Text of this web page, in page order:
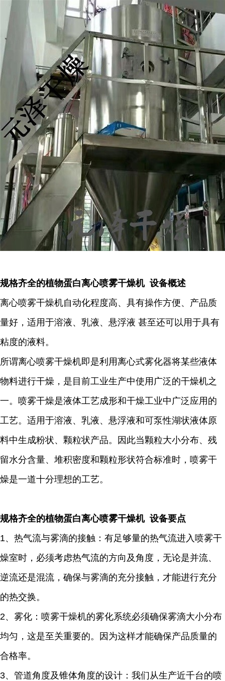
规格齐全的植物蛋白离心喷雾干燥机 设备概述
离心喷雾干燥机自动化程度高、具有操作方便、产品质
量好，适用于溶液、乳液、悬浮液 甚至还可以用于具有
粘度的液料。
所谓离心喷雾干燥机即是利用离心式雾化器将某些液体
物料进行干燥，是目前工业生产中使用广泛的干燥机之
一。喷雾干燥是液体工艺成形和干燥工业中广泛应用的
工艺。适用于溶液、乳液、悬浮液和可泵性湖状液体原
料中生成粉状、颗粒状产品。因此当颗粒大小分布、残
留水分含量、堆积密度和颗粒形状符合标准时，喷雾干
燥是一道十分理想的工艺。
规格齐全的植物蛋白离心喷雾干燥机 设备要点
1、热气流与雾滴的接触：有足够量的热气流进入喷雾干
燥室时，必须考虑热气流的方向及角度，无论是并流、
逆流还是混流，确保与雾滴的充分接触，才能进行充分
的热交换。
2、雾化：喷雾干燥机的雾化系统必须确保雾滴大小分布
均匀，这是至关重要的。因为这样才能确保产品质量的
合格率。
3、管道角度及锥体角度的设计：我们从生产近千台的喷